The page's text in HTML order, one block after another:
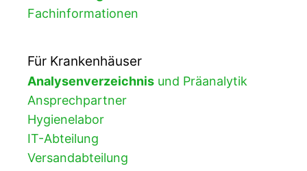
Fachinformationen
Für Krankenhäuser
Analysenverzeichnis und Präanalytik
Ansprechpartner
Hygienelabor
IT-Abteilung
Versandabteilung